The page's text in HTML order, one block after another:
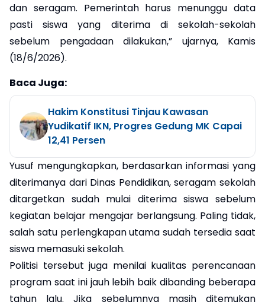
dan seragam. Pemerintah harus menunggu data
pasti siswa yang diterima di sekolah-sekolah
sebelum pengadaan dilakukan,” ujarnya, Kamis
(18/6/2026).
Baca Juga:
Hakim Konstitusi Tinjau Kawasan
Yudikatif IKN, Progres Gedung MK Capai
12,41 Persen
Yusuf mengungkapkan, berdasarkan informasi yang
diterimanya dari Dinas Pendidikan, seragam sekolah
ditargetkan sudah mulai diterima siswa sebelum
kegiatan belajar mengajar berlangsung. Paling tidak,
salah satu perlengkapan utama sudah tersedia saat
siswa memasuki sekolah.
Politisi tersebut juga menilai kualitas perencanaan
program saat ini jauh lebih baik dibanding beberapa
tahun lalu. Jika sebelumnya masih ditemukan